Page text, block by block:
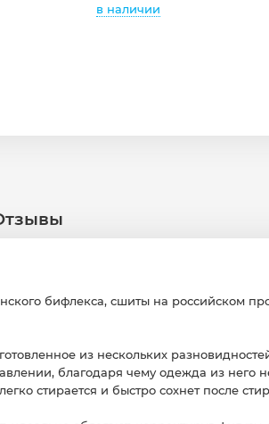
в наличии
бифлекса, сшиты на российском
из нескольких
благодаря чему одежда из него
стирается и быстро сохнет после